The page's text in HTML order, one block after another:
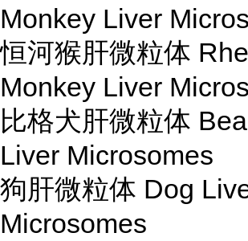
Monkey Liver
恒河猴肝微粒体
Monkey Liver
比格犬肝微粒体
Liver Microsomes
狗肝微粒体 Dog
Microsomes